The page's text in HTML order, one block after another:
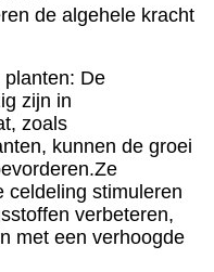
de algehele kracht
De
zijn in
zoals
kunnen de groei
celdeling stimuleren
verbeteren,
met een verhoogde